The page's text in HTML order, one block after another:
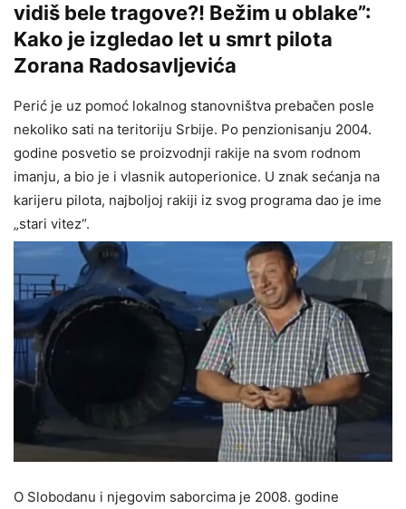
vidiš bele tragove?! Bežim u oblake”:
Kako je izgledao let u smrt pilota
Zorana Radosavljevića
Perić je uz pomoć lokalnog stanovništva prebačen posle
nekoliko sati na teritoriju Srbije. Po penzionisanju 2004.
godine posvetio se proizvodnji rakije na svom rodnom
imanju, a bio je i vlasnik autoperionice. U znak sećanja na
karijeru pilota, najboljoj rakiji iz svog programa dao je ime
„stari vitez“.
O Slobodanu i njegovim saborcima je 2008. godine